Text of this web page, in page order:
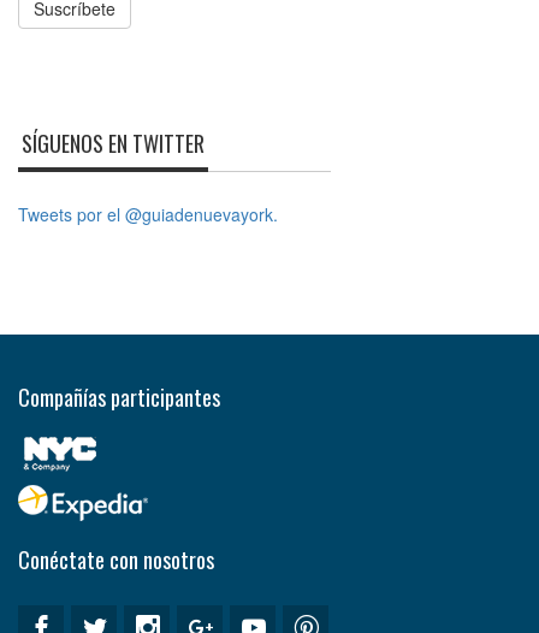
Suscríbete
SÍGUENOS EN TWITTER
Tweets por el @guiadenuevayork.
Compañías participantes
Conéctate con nosotros